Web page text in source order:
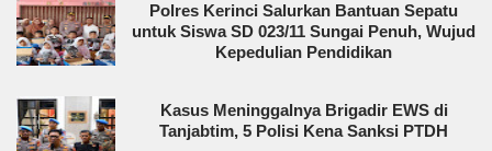
Polres Kerinci Salurkan Bantuan Sepatu
untuk Siswa SD 023/11 Sungai Penuh, Wujud
Kepedulian Pendidikan
Kasus Meninggalnya Brigadir EWS di
Tanjabtim, 5 Polisi Kena Sanksi PTDH